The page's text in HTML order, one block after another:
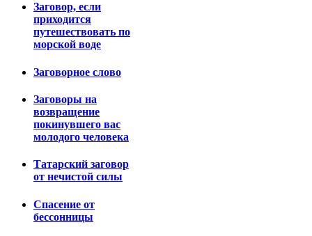
Заговор, если
приходится
путешествовать по
морской воде
Заговорное слово
Заговоры на
возвращение
покинувшего вас
молодого человека
Татарский заговор
от нечистой силы
Спасение от
бессонницы